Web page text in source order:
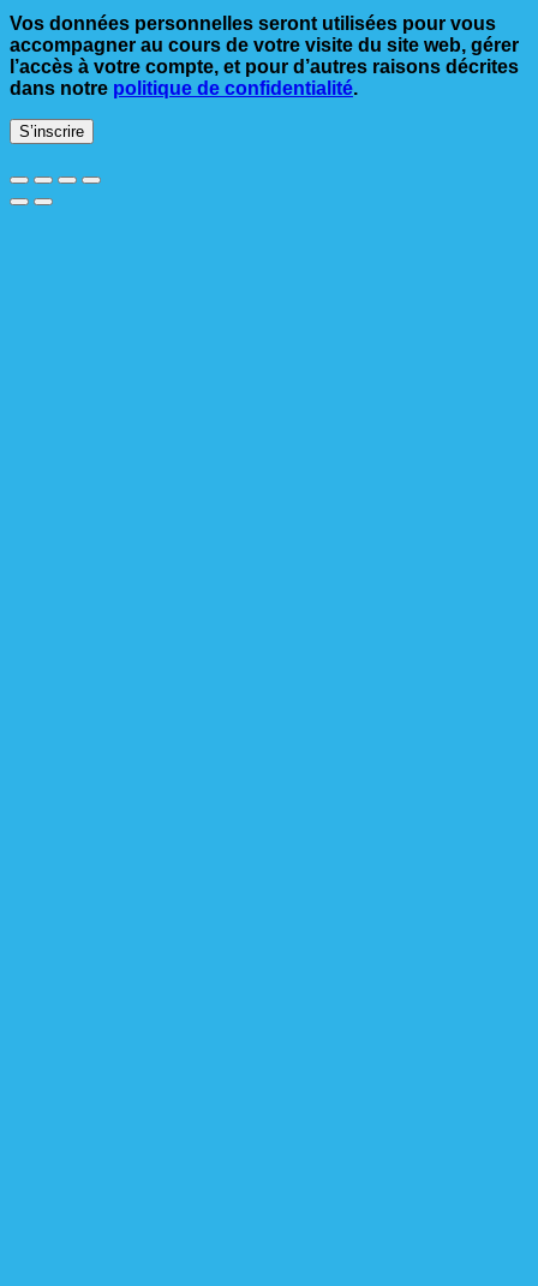
Vos données personnelles seront utilisées pour vous
accompagner au cours de votre visite du site web, gérer
l’accès à votre compte, et pour d’autres raisons décrites
dans notre politique de confidentialité.
S’inscrire